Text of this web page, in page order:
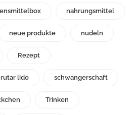
nahrungsmittel
neue produkte nudeln
Rezept
rutar lido schwangerschaft
Trinken